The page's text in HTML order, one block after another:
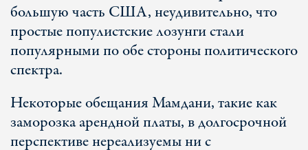
большую часть США, неудивительно, что
простые популистские лозунги стали
популярными по обе стороны политического
спектра.
Некоторые обещания Мамдани, такие как
заморозка арендной платы, в долгосрочной
перспективе нереализуемы ни с